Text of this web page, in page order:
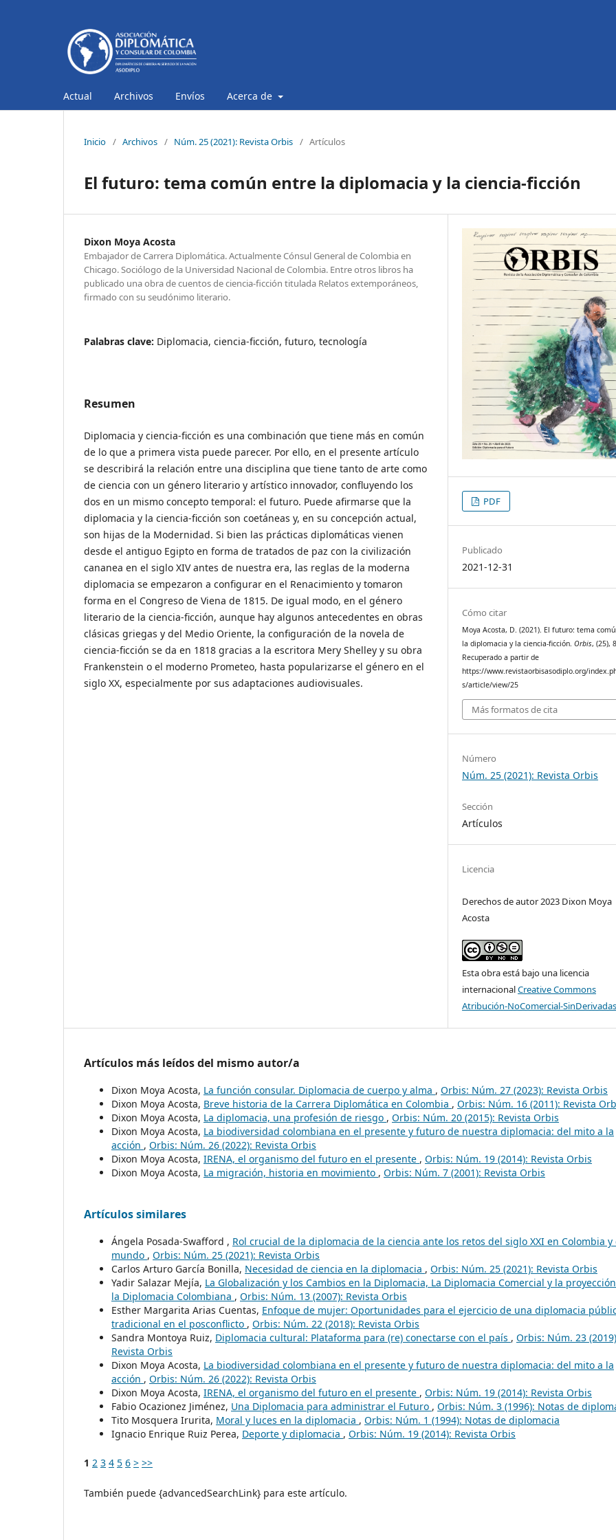
Actual Archivos Envíos Acerca de
Inicio / Archivos / Núm. 25 (2021): Revista Orbis / Artículos
El futuro: tema común entre la diplomacia y la ciencia-ficción
Dixon Moya Acosta
Embajador de Carrera Diplomática. Actualmente Cónsul General de Colombia en
Chicago. Sociólogo de la Universidad Nacional de Colombia. Entre otros libros ha
publicado una obra de cuentos de ciencia-ficción titulada Relatos extemporáneos,
firmado con su seudónimo literario.
Palabras clave: Diplomacia, ciencia-ficción, futuro, tecnología
Resumen
Diplomacia y ciencia-ficción es una combinación que tiene más en común
de lo que a primera vista puede parecer. Por ello, en el presente artículo
se describirá la relación entre una disciplina que tiene tanto de arte como
de ciencia con un género literario y artístico innovador, confluyendo los
dos en un mismo concepto temporal: el futuro. Puede afirmarse que la
diplomacia y la ciencia-ficción son coetáneas y, en su concepción actual,
son hijas de la Modernidad. Si bien las prácticas diplomáticas vienen
desde el antiguo Egipto en forma de tratados de paz con la civilización
cananea en el siglo XIV antes de nuestra era, las reglas de la moderna
diplomacia se empezaron a configurar en el Renacimiento y tomaron
forma en el Congreso de Viena de 1815. De igual modo, en el género
literario de la ciencia-ficción, aunque hay algunos antecedentes en obras
clásicas griegas y del Medio Oriente, la configuración de la novela de
ciencia-ficción se da en 1818 gracias a la escritora Mery Shelley y su obra
Frankenstein o el moderno Prometeo, hasta popularizarse el género en el
siglo XX, especialmente por sus adaptaciones audiovisuales.
PDF
Publicado
2021-12-31
Cómo citar
Moya Acosta, D. (2021). El futuro: tema
la diplomacia y la ciencia-ficción.Orbis, (25),
Recuperado a partir de
https://www.revistaorbisasodiplo.org/
s/article/view/25
Más formatos de cita
Número
Núm. 25 (2021): Revista Orbis
Sección
Artículos
Licencia
Derechos de autor 2023 Dixon Moya
Acosta
Esta obra está bajo una licencia
internacionalCreative Commons
Atribución-NoComercial-
Artículos más leídos del mismo autor/a
Dixon Moya Acosta, La función consular. Diplomacia de cuerpo y alma , Orbis: Núm. 27 (2023): Revista Orbis
Dixon Moya Acosta, Breve historia de la Carrera Diplomática en Colombia , Orbis: Núm. 16 (2011): Revista
Dixon Moya Acosta, La diplomacia, una profesión de riesgo , Orbis: Núm. 20 (2015): Revista Orbis
Dixon Moya Acosta, La biodiversidad colombiana en el presente y futuro de nuestra diplomacia: del mito a la
acción , Orbis: Núm. 26 (2022): Revista Orbis
Dixon Moya Acosta, IRENA, el organismo del futuro en el presente , Orbis: Núm. 19 (2014): Revista Orbis
Dixon Moya Acosta, La migración, historia en movimiento , Orbis: Núm. 7 (2001): Revista Orbis
Artículos similares
Ángela Posada-Swafford , Rol crucial de la diplomacia de la ciencia ante los retos del siglo XXI en Colombia y
mundo , Orbis: Núm. 25 (2021): Revista Orbis
Carlos Arturo García Bonilla, Necesidad de ciencia en la diplomacia , Orbis: Núm. 25 (2021): Revista Orbis
Yadir Salazar Mejía, La Globalización y los Cambios en la Diplomacia, La Diplomacia Comercial y la
la Diplomacia Colombiana , Orbis: Núm. 13 (2007): Revista Orbis
Esther Margarita Arias Cuentas, Enfoque de mujer: Oportunidades para el ejercicio de una diplomacia
tradicional en el posconflicto , Orbis: Núm. 22 (2018): Revista Orbis
Sandra Montoya Ruiz, Diplomacia cultural: Plataforma para (re) conectarse con el país , Orbis: Núm. 23
Revista Orbis
Dixon Moya Acosta, La biodiversidad colombiana en el presente y futuro de nuestra diplomacia: del mito a la
acción , Orbis: Núm. 26 (2022): Revista Orbis
Dixon Moya Acosta, IRENA, el organismo del futuro en el presente , Orbis: Núm. 19 (2014): Revista Orbis
Fabio Ocazionez Jiménez, Una Diplomacia para administrar el Futuro , Orbis: Núm. 3 (1996): Notas de
Tito Mosquera Irurita, Moral y luces en la diplomacia , Orbis: Núm. 1 (1994): Notas de diplomacia
Ignacio Enrique Ruiz Perea, Deporte y diplomacia , Orbis: Núm. 19 (2014): Revista Orbis
1 2 3 4 5 6 > >>
También puede {advancedSearchLink} para este artículo.